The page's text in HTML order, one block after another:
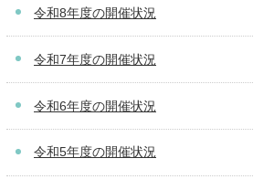
令和8年度の開催状況
令和7年度の開催状況
令和6年度の開催状況
令和5年度の開催状況